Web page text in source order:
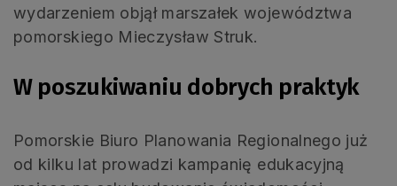
wydarzeniem objął marszałek województwa
pomorskiego Mieczysław Struk.
W poszukiwaniu dobrych praktyk
Pomorskie Biuro Planowania Regionalnego już
od kilku lat prowadzi kampanię edukacyjną